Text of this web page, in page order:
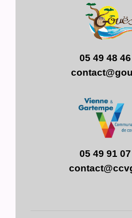
05 49 48
05 49 91